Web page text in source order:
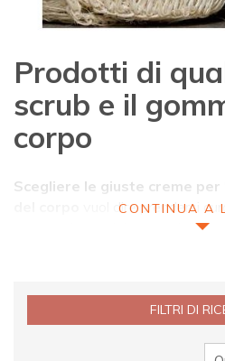
Creme Gommage Corpo
Prodotti di
scrub e il
corpo
Scegliere le giuste creme per
vuol dire prendersi
autonomia e nel rispetto delle
rimuovere le cellule morte e
favorendo così la luminosità, la
CONTINUA A
FILTRI DI